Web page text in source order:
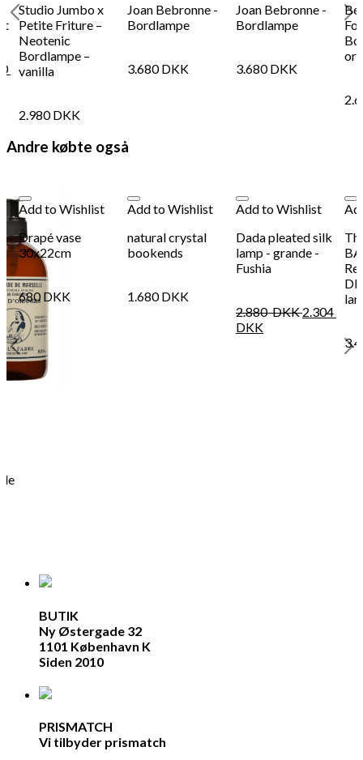
Studio Jumbo x
Petite Friture –
Neotenic
Bordlampe –
vanilla
2.980DKK
Joan Bebronne -
Bordlampe
3.680DKK
Joan Bebronne -
Bordlampe
3.680DKK
Andre købte også
Add to Wishlist
Drapé vase
30x22cm
680DKK
Add to Wishlist
natural crystal
bookends
1.680DKK
Add to Wishlist
Dada pleated silk
lamp - grande -
Fushia
2.880DKK 2.304
DKK
BUTIK
Ny Østergade 32
1101 København K
Siden 2010
PRISMATCH
Vi tilbyder prismatch